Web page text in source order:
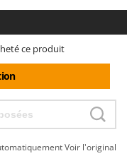
ce produit
Voir l'original